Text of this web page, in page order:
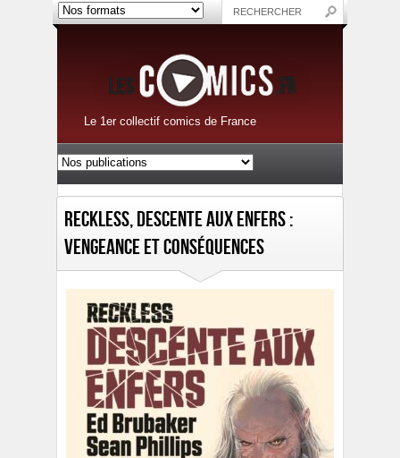
Le 1er collectif comics de France
Reckless, Descente aux enfers :
vengeance et conséquences